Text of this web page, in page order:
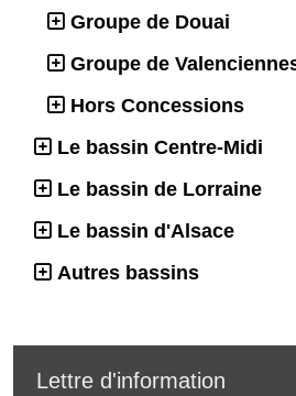
Groupe de Douai
Groupe de
Hors Concessions
Le bassin Centre-Midi
Le bassin de Lorraine
Le bassin d'Alsace
Autres bassins
Lettre d'information